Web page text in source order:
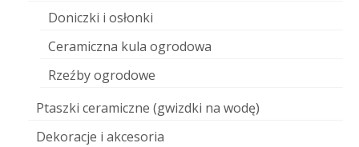
Doniczki i osłonki
Ceramiczna kula ogrodowa
Rzeźby ogrodowe
Ptaszki ceramiczne (gwizdki na wodę)
Dekoracje i akcesoria